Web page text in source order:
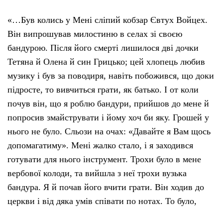
«…Був колись у Мені сліпий кобзар Євтух Войцех.
Він випрошував милостиню в селах зі своєю
бандурою. Після його смерті лишилося дві дочки
Тетяна й Олена й син Грицько; цей хлопець любив
музику і був за поводиря, навіть побожився, що доки
підросте, то вивчиться грати, як батько. І от коли
почув він, що я роблю бандури, прийшов до мене й
попросив змайструвати і йому хоч би яку. Грошей у
нього не було. Сльози на очах: «Давайте я Вам щось
допомагатиму». Мені жалко стало, і я заходився
готувати для нього інструмент. Трохи було в мене
вербової колоди, та вийшла з неї трохи вузька
бандура. Я й почав його вчити грати. Він ходив до
церкви і від дяка умів співати по нотах. То було,